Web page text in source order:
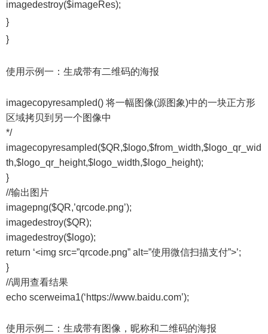
imagedestroy($imageRes);
}
}
使用示例一：生成带有二维码的海报
imagecopyresampled() 将一幅图像(源图象)中的一块正方形
区域拷贝到另一个图像中
*/
imagecopyresampled($QR,$logo,$from_width,$logo_qr_wid
th,$logo_qr_height,$logo_width,$logo_height);
}
//输出图片
imagepng($QR,’qrcode.png’);
imagedestroy($QR);
imagedestroy($logo);
return ‘<img src=”qrcode.png” alt=”使用微信扫描支付”>’;
}
//调用查看结果
echo scerweima1(‘https://www.baidu.com’);
使用示例二：生成带有图像，昵称和二维码的海报